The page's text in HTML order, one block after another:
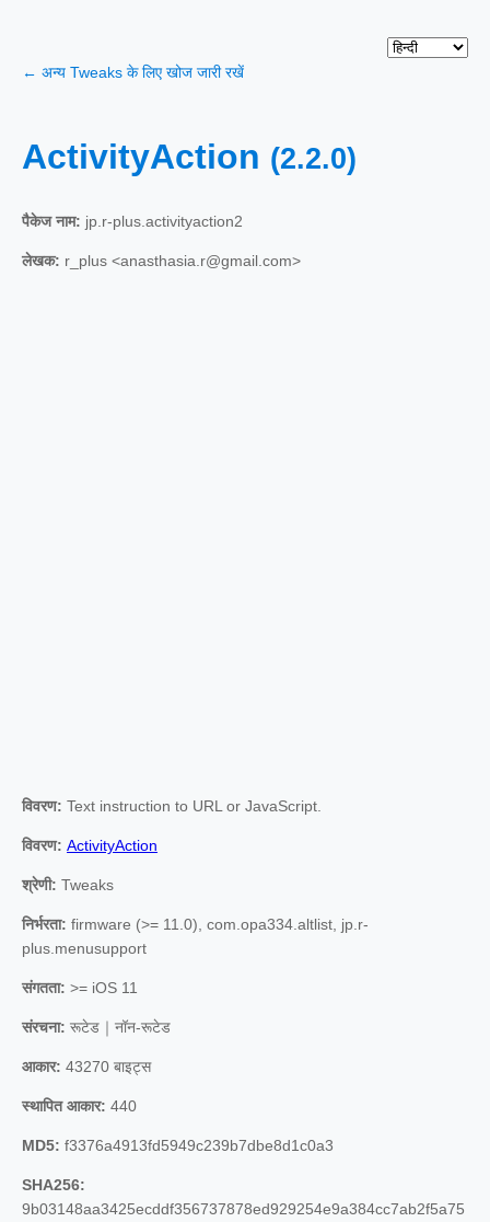
← अन्य Tweaks के लिए खोज जारी रखें
ActivityAction (2.2.0)
पैकेज नाम: jp.r-plus.activityaction2
लेखक: r_plus <anasthasia.r@gmail.com>
विवरण: Text instruction to URL or JavaScript.
विवरण: ActivityAction
श्रेणी: Tweaks
निर्भरता: firmware (>= 11.0), com.opa334.altlist, jp.r-
plus.menusupport
संगतता: >= iOS 11
संरचना: रूटेड｜नॉन-रूटेड
आकार: 43270 बाइट्स
स्थापित आकार: 440
MD5: f3376a4913fd5949c239b7dbe8d1c0a3
SHA256:
9b03148aa3425ecddf356737878ed929254e9a384cc7ab2f5a75